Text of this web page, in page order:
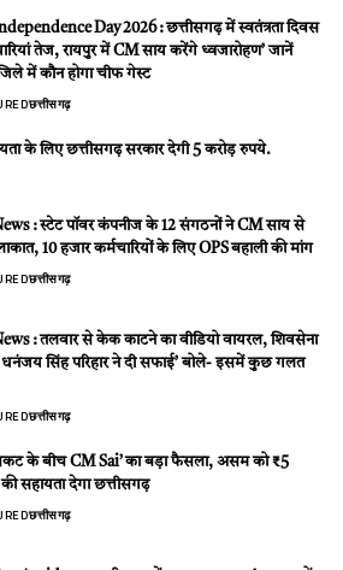
Day 2026 : छत्तीसगढ़ में स्वतंत्रता दिवस
तेज, रायपुर में CM साय करेंगे ध्वजारोहण’ जानें
में कौन होगा चीफ गेस्ट
छत्तीसगढ़
के लिए छत्तीसगढ़ सरकार देगी 5 करोड़ रुपये.
: स्टेट पॉवर कंपनीज के 12 संगठनों ने CM साय से
10 हजार कर्मचारियों के लिए OPS बहाली की मांग
छत्तीसगढ़
: तलवार से केक काटने का वीडियो वायरल, शिवसेना
धनंजय सिंह परिहार ने दी सफाई’ बोले- इसमें कुछ गलत
छत्तीसगढ़
के बीच CM Sai’ का बड़ा फैसला, असम को ₹5
सहायता देगा छत्तीसगढ़
छत्तीसगढ़